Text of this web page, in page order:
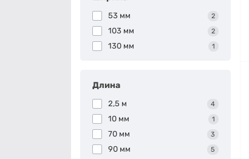
53 мм 2
103 мм 2
130 мм 1
Длина
2,5 м 4
10 мм 1
70 мм 3
90 мм 5